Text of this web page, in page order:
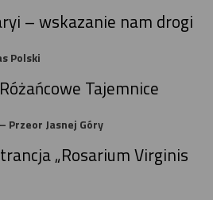
– wskazanie nam drogi
Polski
Tajemnice
Przeor Jasnej Góry
„Rosarium Virginis